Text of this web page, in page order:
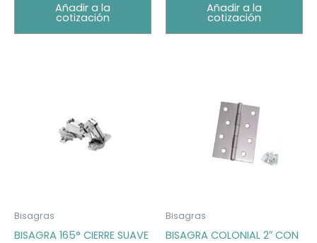
Añadir a la
cotización
Añadir a la
cotización
Bisagras
BISAGRA 165° CIERRE SUAVE
Bisagras
BISAGRA COLONIAL 2″ CON